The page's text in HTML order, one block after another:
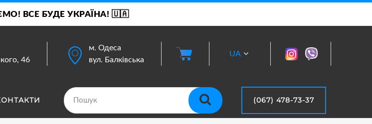
ВСЕ БУДЕ УКРАЇНА! 🇺🇦
46
м. Одеса
вул. Балківська
UA
(067) 478-73-37